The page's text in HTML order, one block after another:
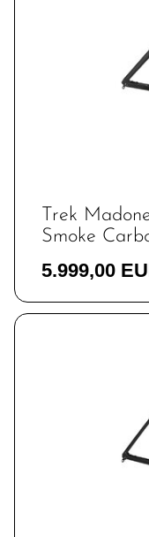
Trek
Smoke
5.999,00